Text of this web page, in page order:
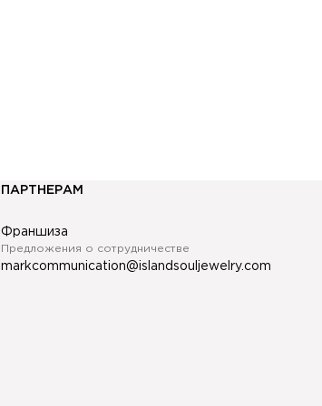
ПАРТНЕРАМ
Франшиза
Предложения о сотрудничестве
markcommunication@islandsouljewelry.com